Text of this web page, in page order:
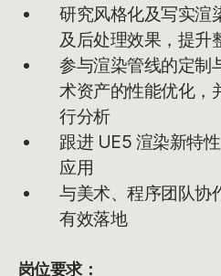
研究风格化及写实渲
及后处理效果，提升
参与渲染管线的定制
术资产的性能优化，
行分析
跟进 UE5 渲染新特
应用
与美术、程序团队协
有效落地
岗位要求：